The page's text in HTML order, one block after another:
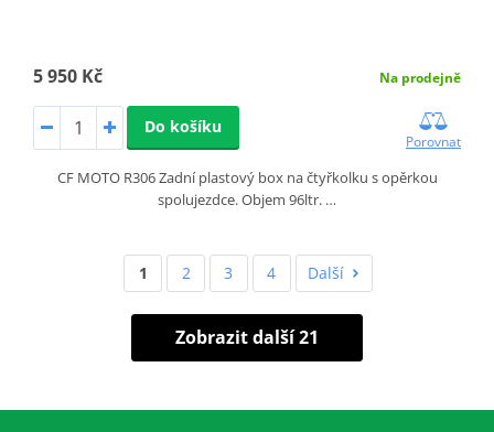
5 950 Kč Na prodejně
Do košíku
Porovnat
CF MOTO R306 Zadní plastový box na čtyřkolku s opěrkou
spolujezdce. Objem 96ltr. …
1 2 3 4 Další
Zobrazit další 21